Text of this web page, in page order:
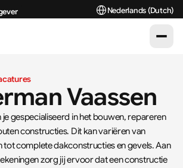
Vaassen
gespecialiseerd in het bouwen, repareren
constructies. Dit kan variëren van
tot complete dakconstructies en gevels. Aan
zorg jij ervoor dat een constructie
Select Language
Nederlands (Dutch)